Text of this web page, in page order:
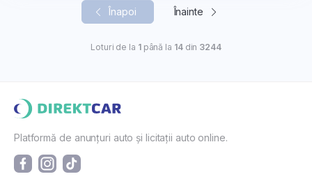
Înapoi Înainte
Loturi de la 1până la 14din 3244
Platformă de anunțuri auto și licitații auto online.